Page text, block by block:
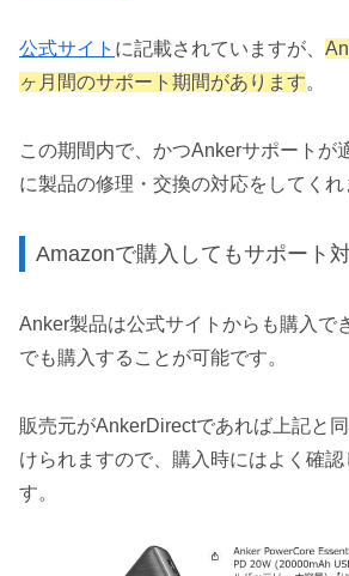
公式サイト に記載されていますが、
ヶ月間のサポート期間があります。
この期間内で、かつAnkerサポートが
に製品の修理・交換の対応をしてくれ
Amazonで購入してもサポート
Anker製品は公式サイトからも購入で
でも購入することが可能です。
販売元がAnkerDirectであれば上記と
けられますので、購入時にはよく確
す。